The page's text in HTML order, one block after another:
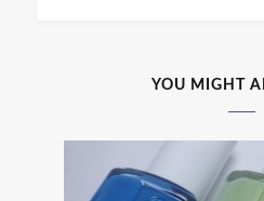
YOU MIGHT